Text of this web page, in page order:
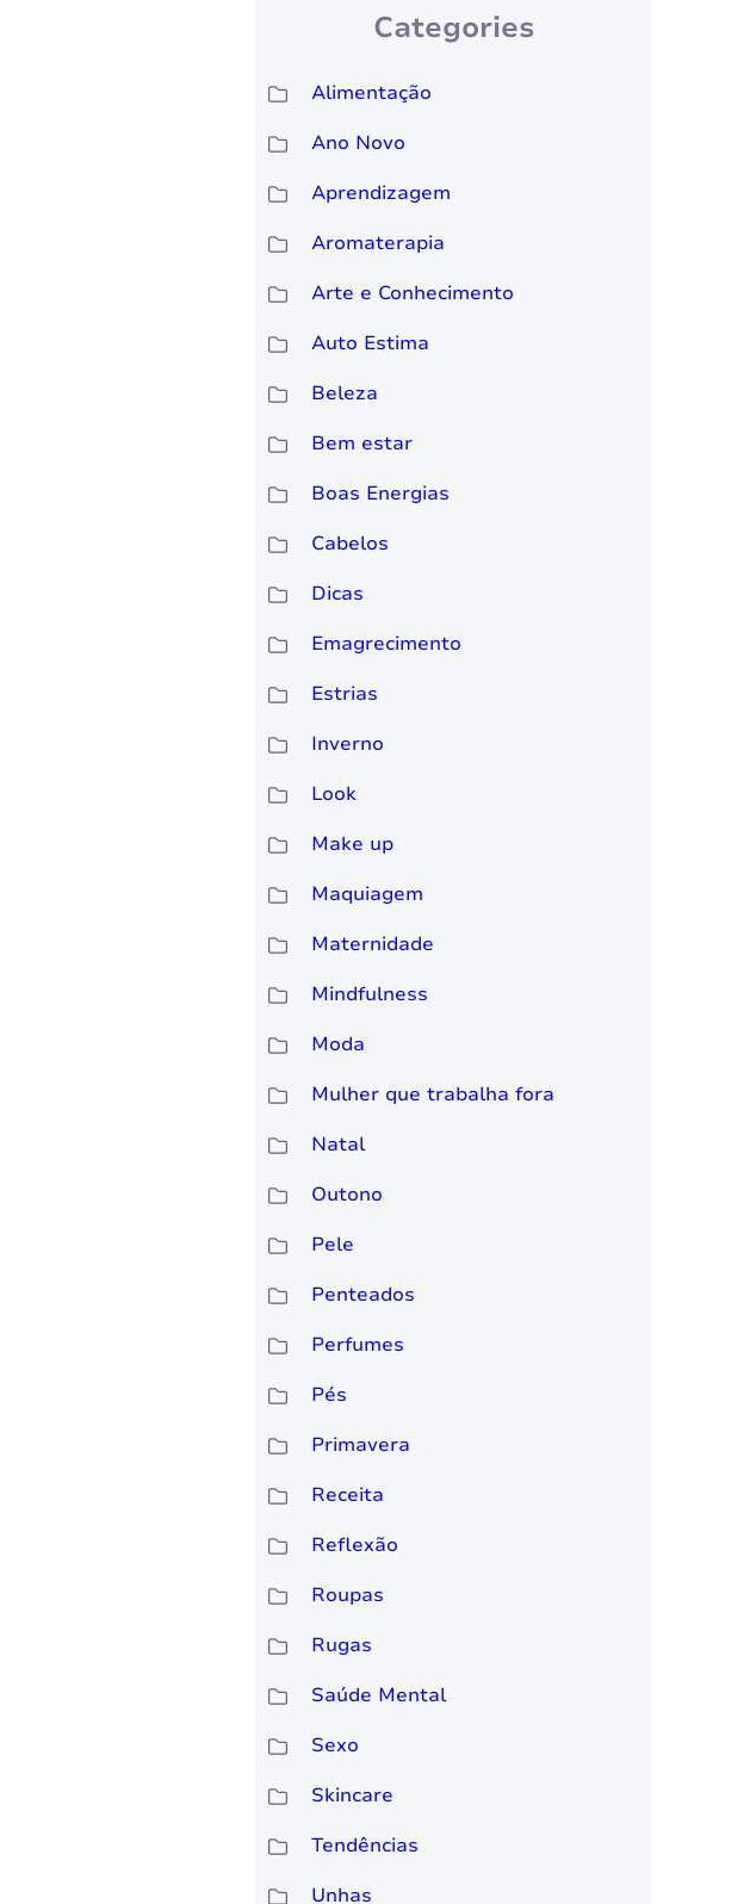
Categories
Alimentação
Ano Novo
Aprendizagem
Aromaterapia
Arte e Conhecimento
Auto Estima
Beleza
Bem estar
Boas Energias
Cabelos
Dicas
Emagrecimento
Estrias
Inverno
Look
Make up
Maquiagem
Maternidade
Mindfulness
Moda
Mulher que trabalha fora
Natal
Outono
Pele
Penteados
Perfumes
Pés
Primavera
Receita
Reflexão
Roupas
Rugas
Saúde Mental
Sexo
Skincare
Tendências
Unhas